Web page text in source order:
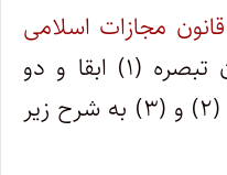
قانون مجازات اسلامی
با عنوان تبصره (۱) ابقا و دو
تبصره به عنوان تبصره‌های (۲) و (۳) به شرح زیر